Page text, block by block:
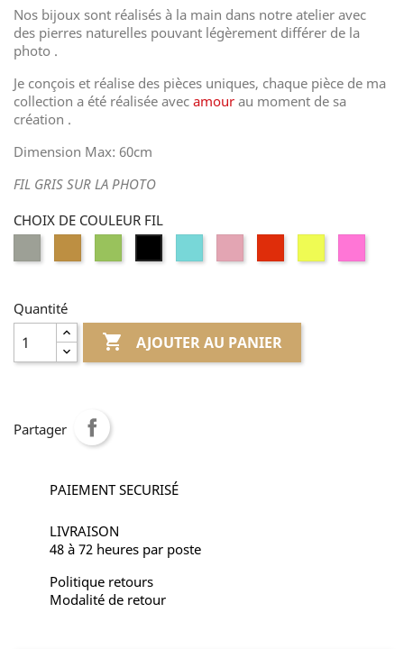
Nos bijoux sont réalisés à la main dans notre atelier avec
des pierres naturelles pouvant légèrement différer de la
photo .
Je conçois et réalise des pièces uniques, chaque pièce de ma
collection a été réalisée avec amour au moment de sa
création .
Dimension Max: 60cm
FIL GRIS SUR LA PHOTO
CHOIX DE COULEUR FIL
POUDRÉ
FLUO FLUO
Quantité
 AJOUTER AU PANIER
Partager
PAIEMENT SECURISÉ
LIVRAISON
48 à 72 heures par poste
Politique retours
Modalité de retour